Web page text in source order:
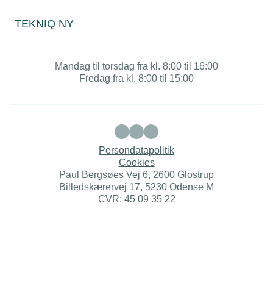
TEKNIQ NY
Mandag til torsdag fra kl. 8:00 til 16:00
Fredag fra kl. 8:00 til 15:00
Persondatapolitik
Cookies
Paul Bergsøes Vej 6, 2600 Glostrup
Billedskærervej 17, 5230 Odense M
CVR: 45 09 35 22